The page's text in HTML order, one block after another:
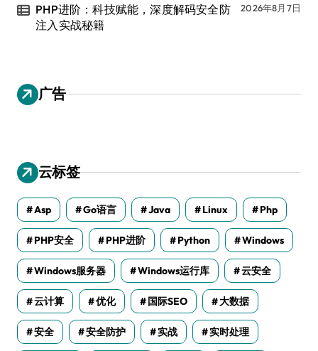
PHP进阶：科技赋能，深度解码安全防
注入实战秘籍
2026年8月7日
广告
云标签
Asp Go语言 Java Linux Php
PHP安全 PHP进阶 Python Windows
Windows服务器 Windows运行库 云安全
云计算 优化 国际SEO 大数据
安全 安全防护 实战 实时处理